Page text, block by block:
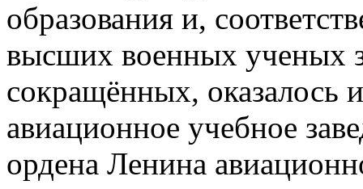
образования и,
высших военных ученых
сокращённых, оказалось
авиационное учебное
ордена Ленина